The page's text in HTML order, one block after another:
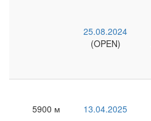
25.08.2024
(OPEN)
5900 м 13.04.2025